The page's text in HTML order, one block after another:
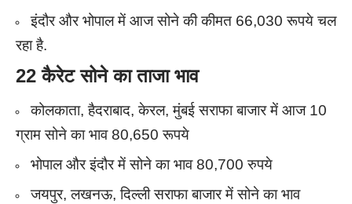
इंदौर और भोपाल में आज सोने की कीमत 66,030 रूपये चल
रहा है.
22 कैरेट सोने का ताजा भाव
कोलकाता, हैदराबाद, केरल, मुंबई सराफा बाजार में आज 10
ग्राम सोने का भाव 80,650 रूपये
भोपाल और इंदौर में सोने का भाव 80,700 रुपये
जयपुर, लखनऊ, दिल्ली सराफा बाजार में सोने का भाव